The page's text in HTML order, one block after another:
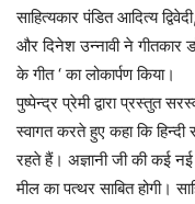
साहित्यकार पंडित आदित्य
और दिनेश उन्नावी ने गीतकार
के गीत ‘ का लोकार्पण किया।
पुष्पेन्द्र प्रेमी द्वारा प्रस्तुत
स्वागत करते हुए कहा कि
रहते हैं। अज्ञानी जी की कई
मील का पत्थर साबित होगी।